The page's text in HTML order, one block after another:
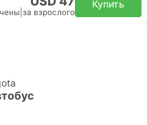
за взрослого
Купить